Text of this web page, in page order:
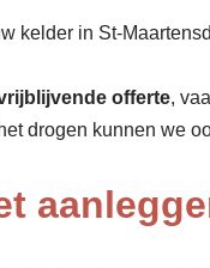
kelder in St-
offerte,
drogen kunnen we